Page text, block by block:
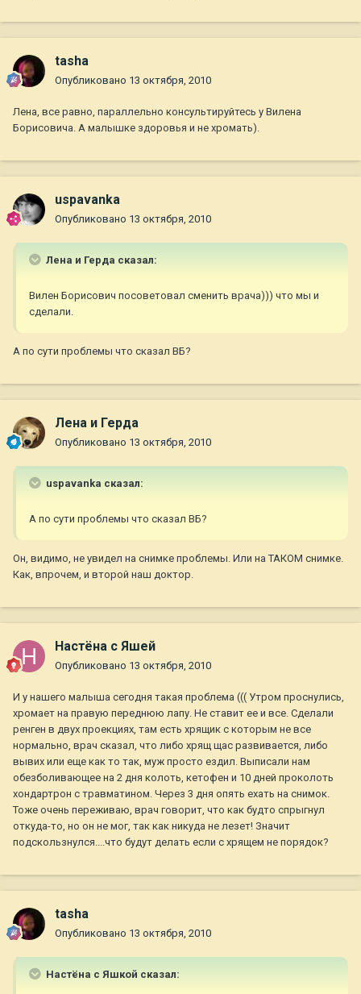
tasha
Опубликовано 13 октября, 2010
Лена, все равно, параллельно консультируйтесь у Вилена
Борисовича. А малышке здоровья и не хромать).
uspavanka
Опубликовано 13 октября, 2010
Лена и Герда сказал:
Вилен Борисович посоветовал сменить врача))) что мы и
сделали.
А по сути проблемы что сказал ВБ?
Лена и Герда
Опубликовано 13 октября, 2010
uspavanka сказал:
А по сути проблемы что сказал ВБ?
Он, видимо, не увидел на снимке проблемы. Или на ТАКОМ снимке.
Как, впрочем, и второй наш доктор.
Настёна с Яшей
Опубликовано 13 октября, 2010
И у нашего малыша сегодня такая проблема ((( Утром проснулись,
хромает на правую переднюю лапу. Не ставит ее и все. Сделали
ренген в двух проекциях, там есть хрящик с которым не все
нормально, врач сказал, что либо хрящ щас развивается, либо
вывих или еще как то так, муж просто ездил. Выписали нам
обезболивающее на 2 дня колоть, кетофен и 10 дней проколоть
хондартрон с травматином. Через 3 дня опять ехать на снимок.
Тоже очень переживаю, врач говорит, что как будто спрыгнул
откуда-то, но он не мог, так как никуда не лезет! Значит
подскользнулся....что будут делать если с хрящем не порядок?
tasha
Опубликовано 13 октября, 2010
Настёна с Яшкой сказал: